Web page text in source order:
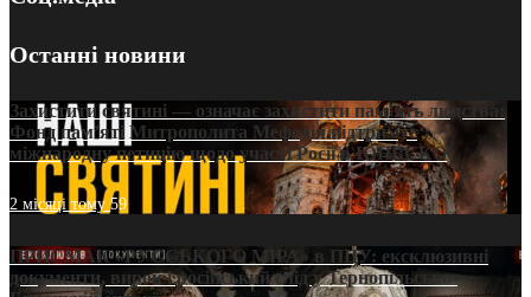
Останні новини
Захистити святині — означає захистити пам’ять людства:
Фонд пам’яті Митрополита Мефодія підтримує
міжнародну петицію щодо участі Росії в ЮНЕСКО
2 місяці тому59
ПРИСМАК «РУССЬКОГО МІРА» в ПЦУ: ексклюзивні
документи, вирок і російський слід у Тернопільсько-